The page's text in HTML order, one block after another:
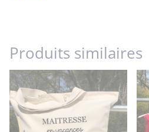
Produits similaires